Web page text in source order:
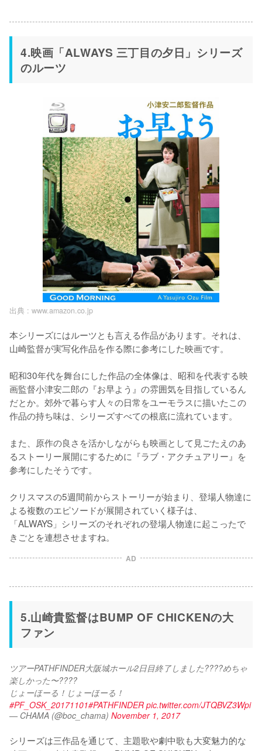
4.映画「ALWAYS 三丁目の夕日」シリーズ
のルーツ
出典 : www.amazon.co.jp
本シリーズにはルーツとも言える作品があります。それは、
山崎監督が実写化作品を作る際に参考にした映画です。
昭和30年代を舞台にした作品の全体像は、昭和を代表する映
画監督小津安二郎の『お早よう』の雰囲気を目指しているん
だとか。郊外で暮らす人々の日常をユーモラスに描いたこの
作品の持ち味は、シリーズすべての根底に流れています。
また、原作の良さを活かしながらも映画として見ごたえのあ
るストーリー展開にするために『ラブ・アクチュアリー』を
参考にしたそうです。
クリスマスの5週間前からストーリーが始まり、登場人物達に
よる複数のエピソードが展開されていく様子は、
「ALWAYS」シリーズのそれぞれの登場人物達に起こったで
きごとを連想させますね。
AD
5.山崎貴監督はBUMP OF CHICKENの大
ファン
ツアーPATHFINDER大阪城ホール2日目終了しました????めちゃ
楽しかった〜????
じょーほーる！じょーほーる！
#PF_OSK_20171101#PATHFINDER pic.twitter.com/JTQBVZ3Wpi
— CHAMA (@boc_chama) November 1, 2017
シリーズは三作品を通じて、主題歌や劇中歌も大変魅力的な